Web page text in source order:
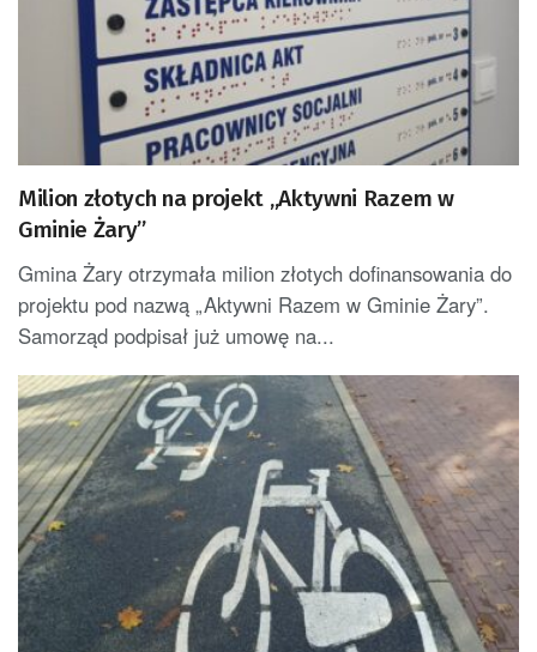
Milion złotych na projekt „Aktywni Razem w
Gminie Żary”
Gmina Żary otrzymała milion złotych dofinansowania do
projektu pod nazwą „Aktywni Razem w Gminie Żary”.
Samorząd podpisał już umowę na...